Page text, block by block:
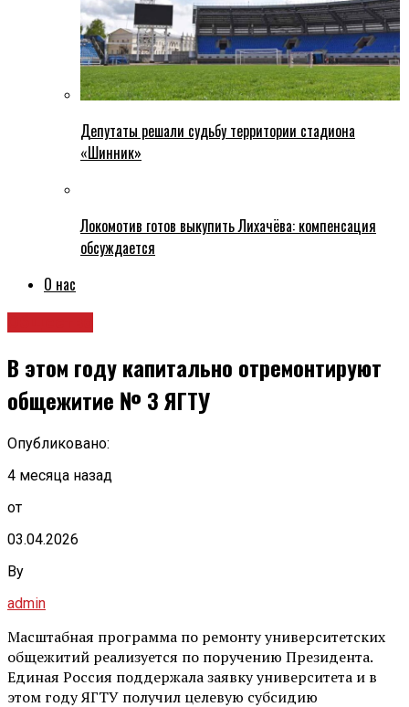
Депутаты решали судьбу территории стадиона
«Шинник»
Локомотив готов выкупить Лихачёва: компенсация
обсуждается
О нас
В этом году капитально отремонтируют
общежитие № 3 ЯГТУ
Опубликовано:
4 месяца назад
от
03.04.2026
By
admin
Масштабная программа по ремонту университетских
общежитий реализуется по поручению Президента.
Единая Россия поддержала заявку университета и в
этом году ЯГТУ получил целевую субсидию